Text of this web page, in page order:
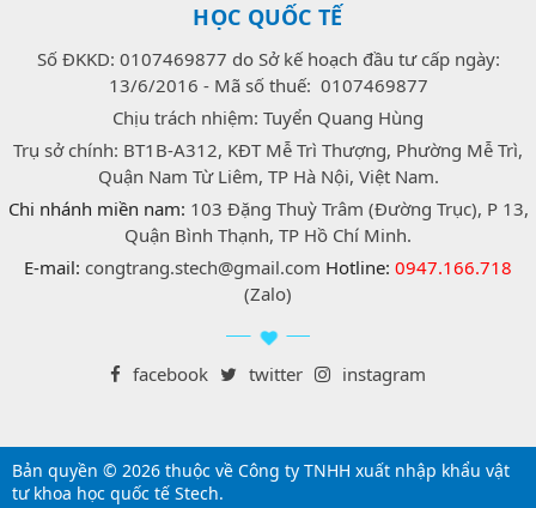
HỌC QUỐC TẾ
Số ĐKKD: 0107469877 do Sở kế hoạch đầu tư cấp ngày:
13/6/2016 - Mã số thuế: 0107469877
Chịu trách nhiệm: Tuyển Quang Hùng
Trụ sở chính: BT1B-A312, KĐT Mễ Trì Thượng, Phường Mễ Trì,
Quận Nam Từ Liêm, TP Hà Nội, Việt Nam.
Chi nhánh miền nam: 103 Đặng Thuỳ Trâm (Đường Trục), P 13,
Quận Bình Thạnh, TP Hồ Chí Minh.
E-mail: congtrang.stech@gmail.com Hotline: 0947.166.718
(Zalo)
facebook twitter instagram
Bản quyền © 2026 thuộc về Công ty TNHH xuất nhập khẩu vật
tư khoa học quốc tế Stech.